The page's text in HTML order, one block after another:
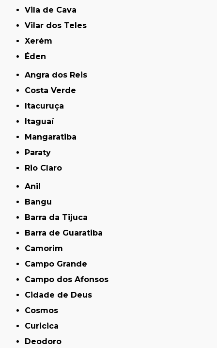
Vila de Cava
Vilar dos Teles
Xerém
Éden
Angra dos Reis
Costa Verde
Itacuruça
Itaguaí
Mangaratiba
Paraty
Rio Claro
Anil
Bangu
Barra da Tijuca
Barra de Guaratiba
Camorim
Campo Grande
Campo dos Afonsos
Cidade de Deus
Cosmos
Curicica
Deodoro